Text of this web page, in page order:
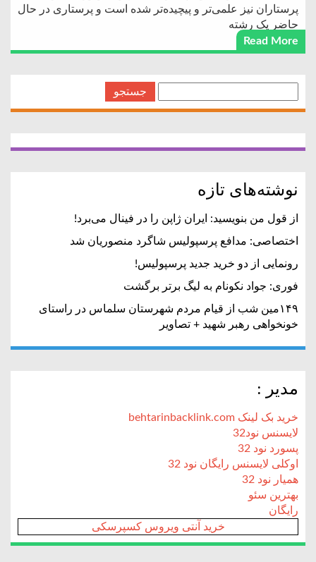
پرستاران نیز علمی‌تر و پیچیده‌تر شده است و پرستاری در حال
حاضر یک رشته
Read More
نوشته‌های تازه
از قول من بنویسید: ایران ژاپن را در فینال می‌برد!
اختصاصی: مدافع پرسپولیس شاگرد منصوریان شد
رونمایی از دو خرید جدید پرسپولیس!
فوری: جواد نکونام به لیگ برتر برگشت
۱۴۹مین شب از قیام مردم شهرستان سلماس در راستای
خونخواهی رهبر شهید + تصاویر
مدیر :
خرید بک لینک behtarinbacklink.com
لایسنس نود32
پسورد نود 32
اوکلی لایسنس رایگان نود 32
همیار نود 32
بهترین سئو
رایگان
خرید آنتی ویروس کسپرسکی